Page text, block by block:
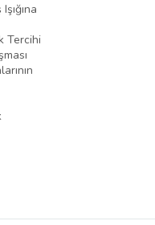
Tercihi